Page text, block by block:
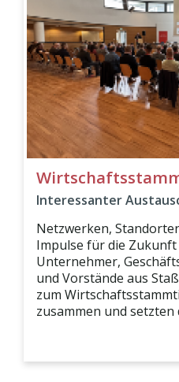
Interessanter
Netzwerken,
Impulse für die Zukunft
Unternehmer,
und Vorstände aus
zum
zusammen und setzten